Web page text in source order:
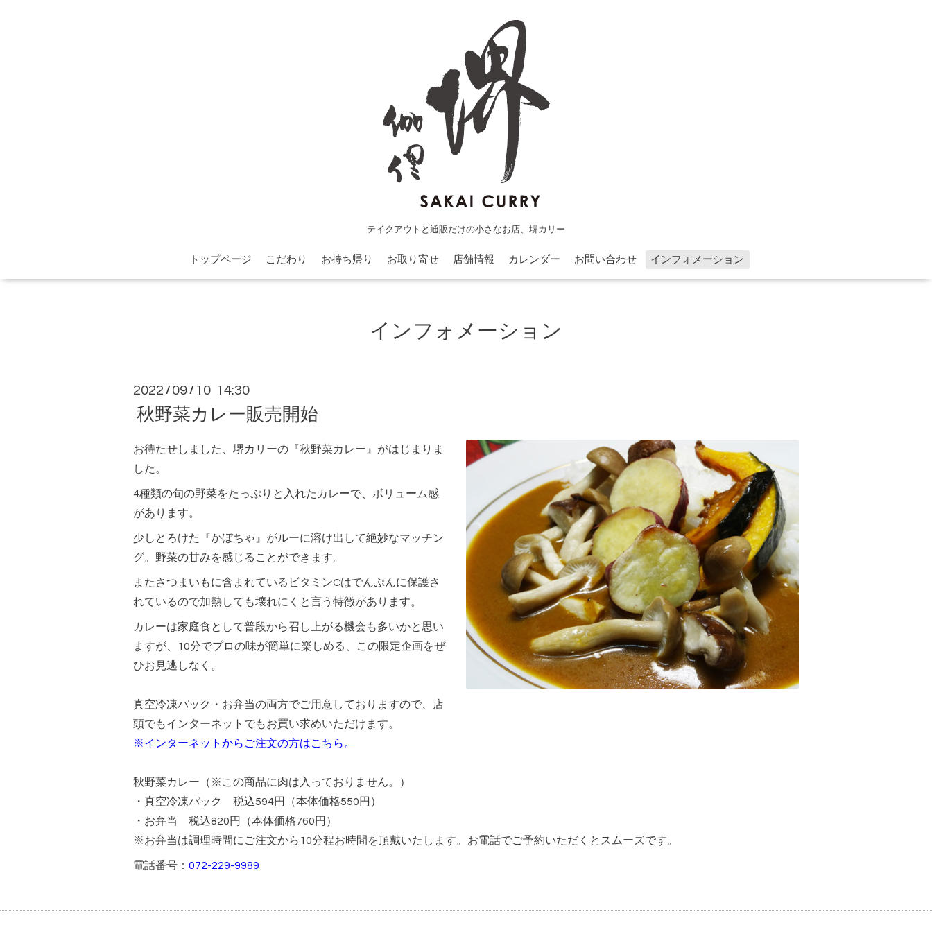
テイクアウトと通販だけの小さなお店、堺カリー
トップページ こだわり お持ち帰り お取り寄せ 店舗情報 カレンダー お問い合わせ インフォメーション
インフォメーション
2022 / 09 / 10 14:30
秋野菜カレー販売開始
お待たせしました、堺カリーの『秋野菜カレー』がはじまりま
した。
4種類の旬の野菜をたっぷりと入れたカレーで、ボリューム感
があります。
少しとろけた『かぼちゃ』がルーに溶け出して絶妙なマッチン
グ。野菜の甘みを感じることができます。
またさつまいもに含まれているビタミンCはでんぷんに保護さ
れているので加熱しても壊れにくと言う特徴があります。
カレーは家庭食として普段から召し上がる機会も多いかと思い
ますが、10分でプロの味が簡単に楽しめる、この限定企画をぜ
ひお見逃しなく。
真空冷凍パック・お弁当の両方でご用意しておりますので、店
頭でもインターネットでもお買い求めいただけます。
※インターネットからご注文の方はこちら。
秋野菜カレー（※この商品に肉は入っておりません。）
・真空冷凍パック 税込594円（本体価格550円）
・お弁当 税込820円（本体価格760円）
※お弁当は調理時間にご注文から10分程お時間を頂戴いたします。お電話でご予約いただくとスムーズです。
電話番号： 072-229-9989